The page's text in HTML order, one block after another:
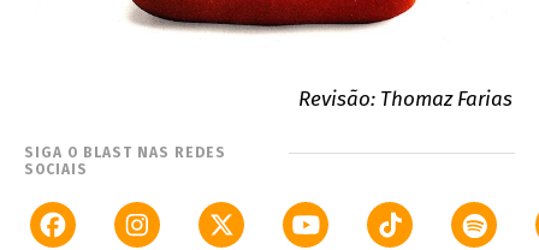
Revisão: Thomaz Farias
SIGA O BLAST NAS REDES
SOCIAIS